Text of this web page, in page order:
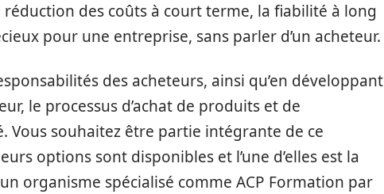
des coûts à court terme, la fiabilité à long
pour une entreprise, sans parler d’un acheteur.
des acheteurs, ainsi qu’en développant
le processus d’achat de produits et de
Vous souhaitez être partie intégrante de ce
options sont disponibles et l’une d’elles est la
organisme spécialisé comme ACP Formation par